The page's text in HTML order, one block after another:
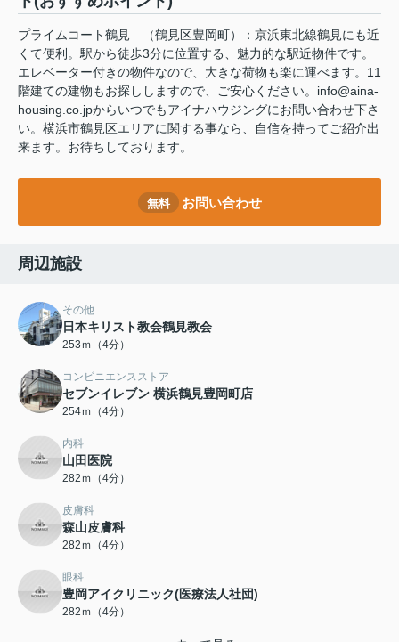
プライムコート鶴見 （鶴見区豊岡町）：京浜東北線鶴見にも近
くて便利。駅から徒歩3分に位置する、魅力的な駅近物件です。
エレベーター付きの物件なので、大きな荷物も楽に運べます。11
階建ての建物もお探ししますので、ご安心ください。info@aina-
housing.co.jpからいつでもアイナハウジングにお問い合わせ下さ
い。横浜市鶴見区エリアに関する事なら、自信を持ってご紹介出
来ます。お待ちしております。
無料 お問い合わせ
周辺施設
その他
日本キリスト教会鶴見教会
253ｍ（4分）
コンビニエンスストア
セブンイレブン 横浜鶴見豊岡町店
254ｍ（4分）
内科
山田医院
282ｍ（4分）
皮膚科
森山皮膚科
282ｍ（4分）
眼科
豊岡アイクリニック(医療法人社団)
282ｍ（4分）